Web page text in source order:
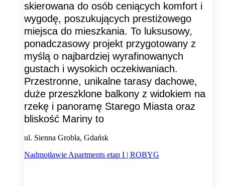
skierowana do osób ceniących komfort i
wygodę, poszukujących prestiżowego
miejsca do mieszkania. To luksusowy,
ponadczasowy projekt przygotowany z
myślą o najbardziej wyrafinowanych
gustach i wysokich oczekiwaniach.
Przestronne, unikalne tarasy dachowe,
duże przeszklone balkony z widokiem na
rzekę i panoramę Starego Miasta oraz
bliskość Mariny to
ul. Sienna Grobla, Gdańsk
Nadmotławie Apartments etap I | ROBYG